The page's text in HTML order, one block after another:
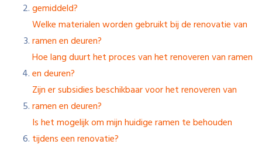
gemiddeld?
Welke materialen worden gebruikt bij de renovatie van
ramen en deuren?
Hoe lang duurt het proces van het renoveren van ramen
en deuren?
Zijn er subsidies beschikbaar voor het renoveren van
ramen en deuren?
Is het mogelijk om mijn huidige ramen te behouden
tijdens een renovatie?